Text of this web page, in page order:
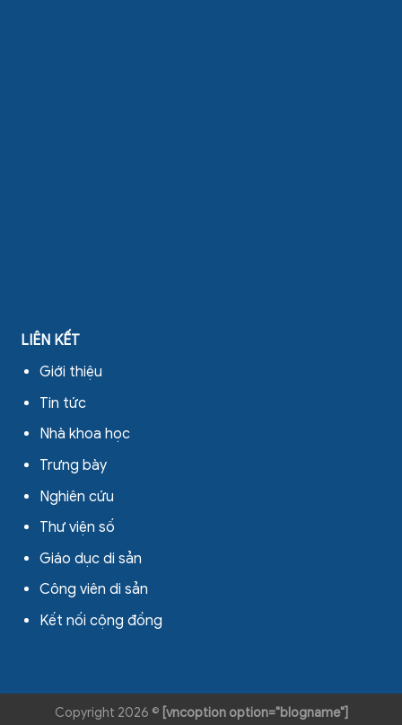
LIÊN KẾT
Giới thiệu
Tin tức
Nhà khoa học
Trưng bày
Nghiên cứu
Thư viện số
Giáo dục di sản
Công viên di sản
Kết nối cộng đồng
Copyright 2026 © [vncoption option="blogname"]